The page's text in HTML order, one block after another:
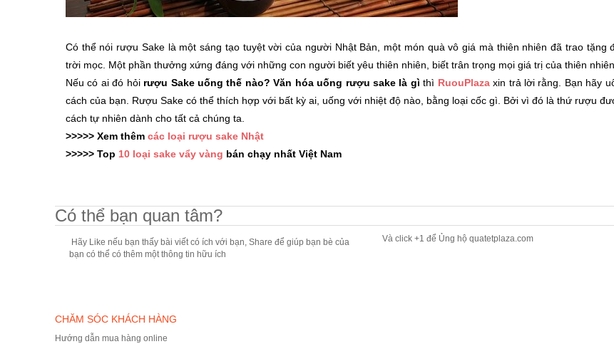
Có thể nói rượu Sake là một sáng tạo tuyệt vời của người Nhật Bản, một món quà vô giá mà thiên nhiên đã trao tặng
trời mọc. Một phần thưởng xứng đáng với những con người biết yêu thiên nhiên, biết trân trọng mọi giá trị của thiên nhiên.
Nếu có ai đó hỏi rượu Sake uống thế nào? Văn hóa uống rượu sake là gì thì RuouPlazaxin trả lời rằng. Bạn hãy
cách của bạn. Rượu Sake có thể thích hợp với bất kỳ ai, uống với nhiệt độ nào, bằng loại cốc gì. Bởi vì đó là thứ rượu
cách tự nhiên dành cho tất cả chúng ta.
>>>>> Xem thêm các loại rượu sake Nhật
>>>>> Top 10 loại sake vẩy vàng bán chạy nhất Việt Nam
Có thể bạn quan tâm?
Hãy Like nếu bạn thấy bài viết có ích với bạn, Share để giúp bạn bè của
bạn có thể có thêm một thông tin hữu ích
Và click +1 để Ủng hộ quatetplaza.com
CHĂM SÓC KHÁCH HÀNG
Hướng dẫn mua hàng online